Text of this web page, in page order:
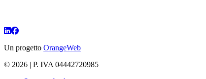
Un progetto OrangeWeb
© 2026 | P. IVA 04442720985